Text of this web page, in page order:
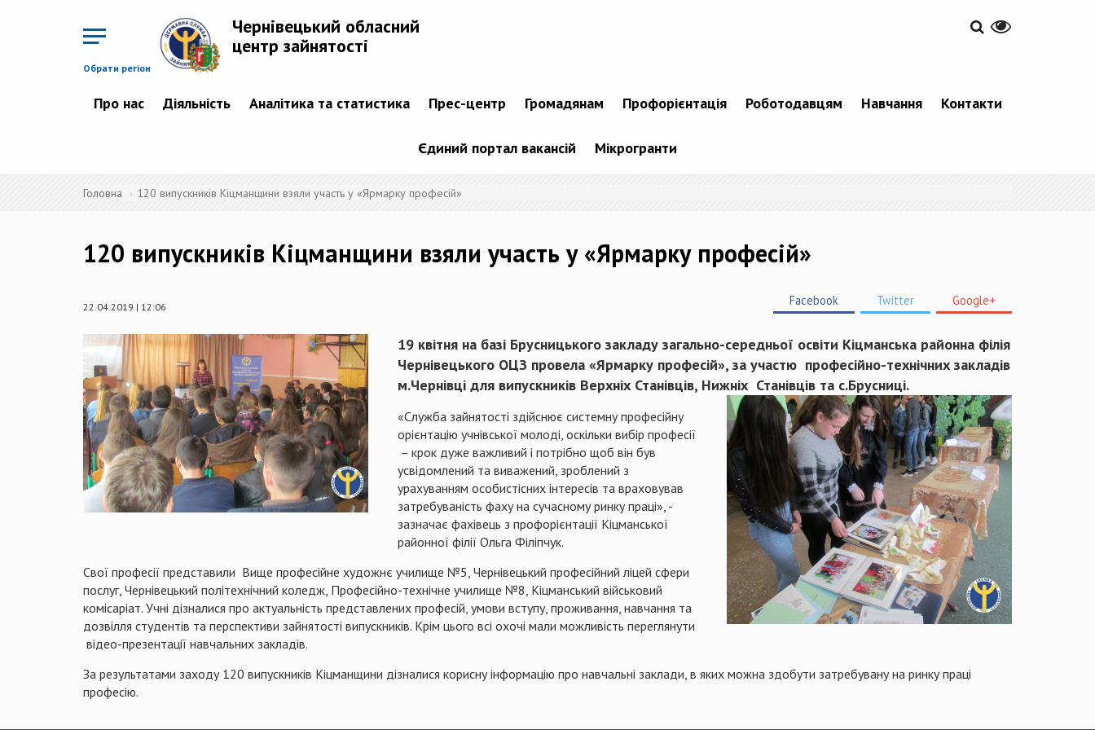
Обрати регіон
Чернівецький обласний
центр зайнятості
Про нас Діяльність Аналітика та статистика Прес-центр Громадянам Профорієнтація Роботодавцям Навчання Контакти
Єдиний портал вакансій Мікрогранти
Головна 120 випускників Кіцманщини взяли участь у «Ярмарку професій»
120 випускників Кіцманщини взяли участь у «Ярмарку професій»
22.04.2019 | 12:06 Facebook Twitter Google+
19 квітня на базі Брусницького закладу загально-середньої освіти Кіцманська районна філія
Чернівецького ОЦЗ провела «Ярмарку професій», за участю професійно-технічних закладів
м.Чернівці для випускників Верхніх Станівців, Нижніх Станівців та с.Брусниці.
«Служба зайнятості здійснює системну професійну
орієнтацію учнівської молоді, оскільки вибір професії
– крок дуже важливий і потрібно щоб він був
усвідомлений та виважений, зроблений з
урахуванням особистісних інтересів та враховував
затребуваність фаху на сучасному ринку праці», -
зазначає фахівець з профорієнтації Кіцманської
районної філії Ольга Філіпчук.
Свої професії представили Вище професійне художнє училище №5, Чернівецький професійний ліцей сфери
послуг, Чернівецький політехнічний коледж, Професійно-технічне училище №8, Кіцманський військовий
комісаріат. Учні дізналися про актуальність представлених професій, умови вступу, проживання, навчання та
дозвілля студентів та перспективи зайнятості випускників. Крім цього всі охочі мали можливість переглянути
відео-презентації навчальних закладів.
За результатами заходу 120 випускників Кіцманщини дізналися корисну інформацію про навчальні заклади, в яких можна здобути затребувану на ринку праці
професію.